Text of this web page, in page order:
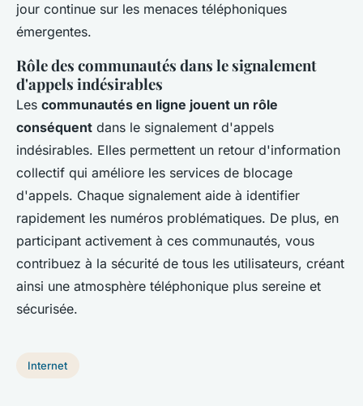
jour continue sur les menaces téléphoniques
émergentes.
Rôle des communautés dans le signalement
d'appels indésirables
Les communautés en ligne jouent un rôle
conséquent dans le signalement d'appels
indésirables. Elles permettent un retour d'information
collectif qui améliore les services de blocage
d'appels. Chaque signalement aide à identifier
rapidement les numéros problématiques. De plus, en
participant activement à ces communautés, vous
contribuez à la sécurité de tous les utilisateurs, créant
ainsi une atmosphère téléphonique plus sereine et
sécurisée.
Internet